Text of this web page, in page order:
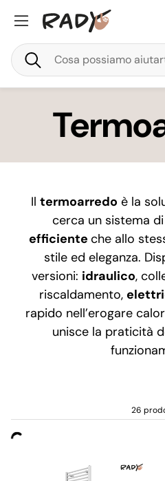
Cerca
Il termoarredo è la
cerca un sistema di
efficiente che allo
stile ed eleganza.
versioni: idraulico,
riscaldamento,
rapido nell’erogare
unisce la praticità
26